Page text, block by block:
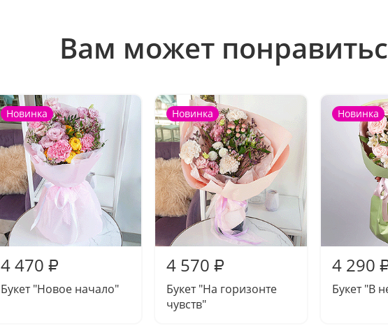
Вам может
Новинка
4 470 ₽
Букет "Новое начало"
Новинка
4 570 ₽
Букет "На горизонте
чувств"
Новинка
4 290
Букет "В